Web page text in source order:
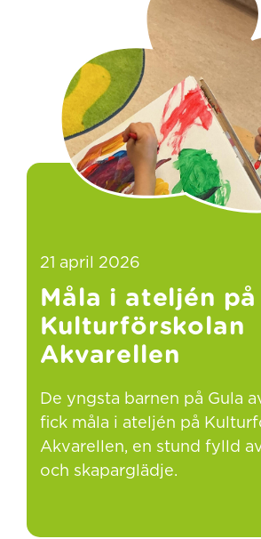
21 april 2026
Måla i ateljén på
Kulturförskolan
Akvarellen
De yngsta barnen på Gula
fick måla i ateljén på
Akvarellen, en stund fylld
och skaparglädje.